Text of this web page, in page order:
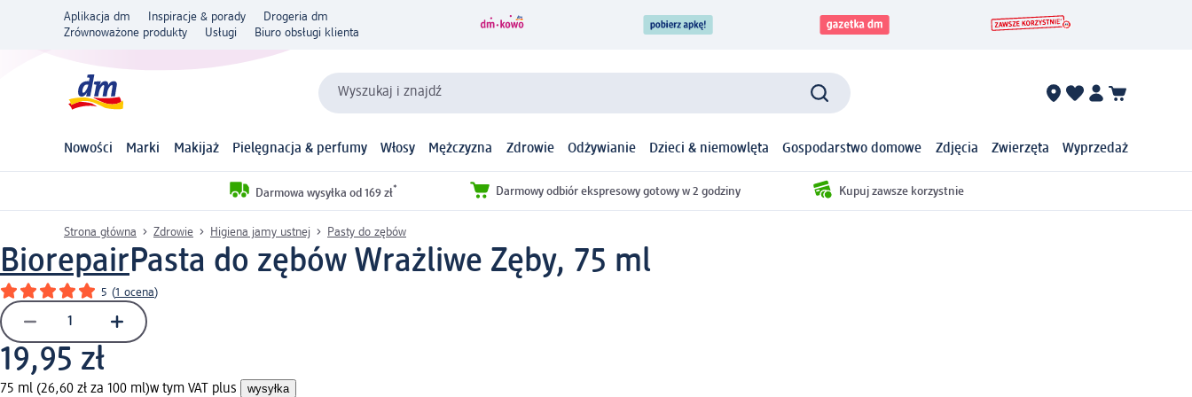
Aplikacja dm Inspiracje & porady
Drogeria dm
Zrównoważone produkty
Usługi Biuro obsługi klienta
Wyszukaj i znajdź
Nowości Marki Makijaż Pielęgnacja & perfumy Włosy Mężczyzna Zdrowie Odżywianie Dzieci & niemowlęta Gospodarstwo domowe Zdjęcia Zwierzęta Wyprzedaż
Darmowa wysyłka od 169 zł* Darmowy odbiór ekspresowy gotowy w 2 godziny Kupuj zawsze korzystnie
Strona główna Zdrowie Higiena jamy ustnej Pasty do zębów
BiorepairPasta do zębów Wrażliwe Zęby, 75 ml
5 (1 ocena)
19,95 zł
75 ml (26,60 zł za 100 ml)w tym VAT plus wysyłka